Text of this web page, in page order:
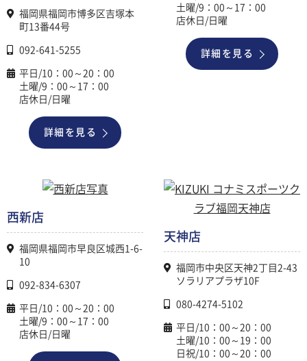
福岡県福岡市博多区吉塚本
町13番44号
092-641-5255
平日/10：00～20：00
土曜/9：00～17：00
店休日/日曜
詳細を見る
土曜/9：00～17：00
店休日/日曜
詳細を見る
西新店
福岡県福岡市早良区城西1-6-
10
092-834-6307
平日/10：00～20：00
土曜/9：00～17：00
店休日/日曜
天神店
福岡市中央区天神2丁目2-43
ソラリアプラザ10F
080-4274-5102
平日/10：00～20：00
土曜/10：00～19：00
日祝/10：00～20：00